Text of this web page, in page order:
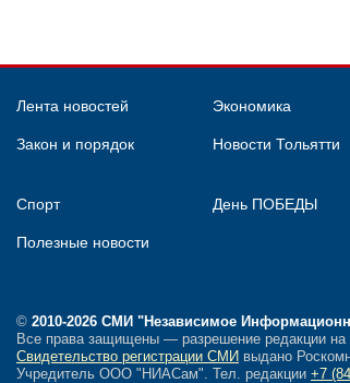
Лента новостей Экономика
Закон и порядок Новости Тольятти
Спорт День ПОБЕДЫ
Полезные новости
© 2010-2026 СМИ "Независимое
Все права защищены — разрешение редакции
Свидетельство регистрации СМИ выдано
Учредитель ООО "НИАСам". Тел. редакции +7